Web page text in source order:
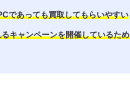
であっても買取してもらいやすい
キャンペーンを開催しているため